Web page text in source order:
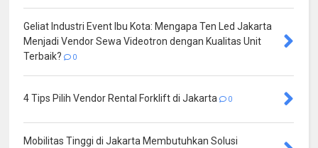
Geliat Industri Event Ibu Kota: Mengapa Ten Led Jakarta
Menjadi Vendor Sewa Videotron dengan Kualitas Unit
Terbaik?
0
4 Tips Pilih Vendor Rental Forklift di Jakarta 0
Mobilitas Tinggi di Jakarta Membutuhkan Solusi